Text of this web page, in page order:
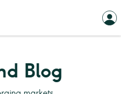
Blog